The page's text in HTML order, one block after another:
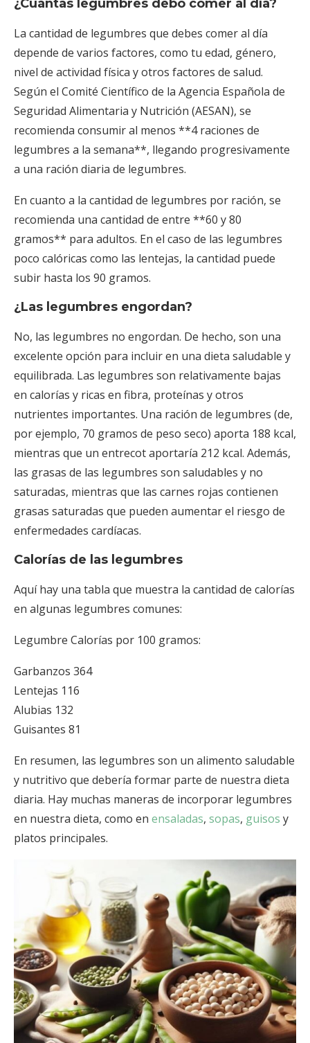
¿Cuántas legumbres debo comer al día?
La cantidad de legumbres que debes comer al día
depende de varios factores, como tu edad, género,
nivel de actividad física y otros factores de salud.
Según el Comité Científico de la Agencia Española de
Seguridad Alimentaria y Nutrición (AESAN), se
recomienda consumir al menos **4 raciones de
legumbres a la semana**, llegando progresivamente
a una ración diaria de legumbres.
En cuanto a la cantidad de legumbres por ración, se
recomienda una cantidad de entre **60 y 80
gramos** para adultos. En el caso de las legumbres
poco calóricas como las lentejas, la cantidad puede
subir hasta los 90 gramos.
¿Las legumbres engordan?
No, las legumbres no engordan. De hecho, son una
excelente opción para incluir en una dieta saludable y
equilibrada. Las legumbres son relativamente bajas
en calorías y ricas en fibra, proteínas y otros
nutrientes importantes. Una ración de legumbres (de,
por ejemplo, 70 gramos de peso seco) aporta 188 kcal,
mientras que un entrecot aportaría 212 kcal. Además,
las grasas de las legumbres son saludables y no
saturadas, mientras que las carnes rojas contienen
grasas saturadas que pueden aumentar el riesgo de
enfermedades cardíacas.
Calorías de las legumbres
Aquí hay una tabla que muestra la cantidad de calorías
en algunas legumbres comunes:
Legumbre Calorías por 100 gramos:
Garbanzos 364
Lentejas 116
Alubias 132
Guisantes 81
En resumen, las legumbres son un alimento saludable
y nutritivo que debería formar parte de nuestra dieta
diaria. Hay muchas maneras de incorporar legumbres
en nuestra dieta, como en ensaladas, sopas, guisos y
platos principales.